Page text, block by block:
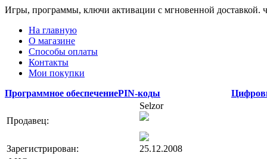
Игры, программы, ключи активации с мгновенной доставкой.
На главную
О магазине
Способы оплаты
Контакты
Мои покупки
Программное обеспечениеPIN-коды
Продавец:
Selzor
Зарегистрирован:
25.12.2008